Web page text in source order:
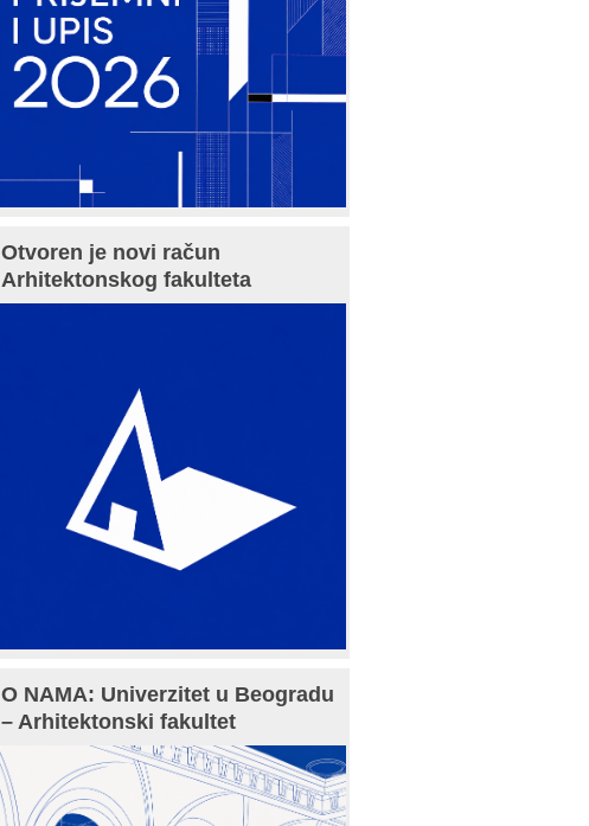
Otvoren je novi račun
Arhitektonskog fakulteta
O NAMA: Univerzitet u Beogradu
– Arhitektonski fakultet